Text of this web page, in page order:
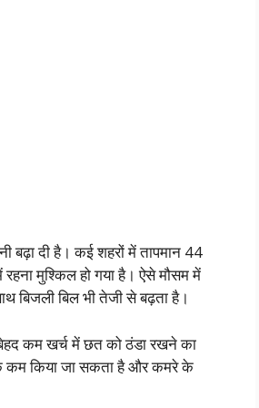
बढ़ा दी है। कई शहरों में तापमान 44
मुश्किल हो गया है। ऐसे मौसम में
बिजली बिल भी तेजी से बढ़ता है।
बेहद कम खर्च में छत को ठंडा रखने का
कम किया जा सकता है और कमरे के